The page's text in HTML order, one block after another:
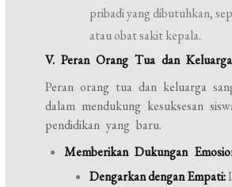
pribadi yang dibutuhkan,
atau obat sakit kepala.
V. Peran Orang Tua dan Keluarga
Peran orang tua dan keluarga
dalam mendukung kesuksesan
pendidikan yang baru.
Memberikan Dukungan
Dengarkan dengan Empati: